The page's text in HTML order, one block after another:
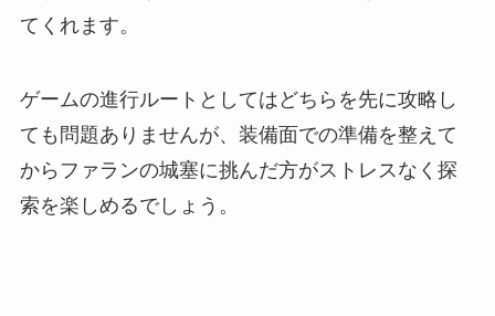
てくれます。
ゲームの進行ルートとしてはどちらを先に攻略し
ても問題ありませんが、装備面での準備を整えて
からファランの城塞に挑んだ方がストレスなく探
索を楽しめるでしょう。